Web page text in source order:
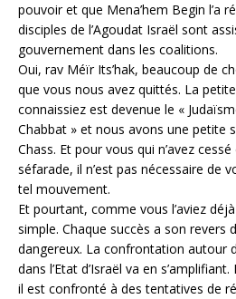
pouvoir et que Mena’hem Begin l’a
disciples de l’Agoudat Israël sont
gouvernement dans les coalitions.
Oui, rav Méïr Its’hak, beaucoup de
que vous nous avez quittés. La
connaissiez est devenue le «
Chabbat » et nous avons une petite
Chass. Et pour vous qui n’avez
séfarade, il n’est pas nécessaire de
tel mouvement.
Et pourtant, comme vous l’aviez
simple. Chaque succès a son revers
dangereux. La confrontation autour
dans l’Etat d’Israël va en
il est confronté à des tentatives de